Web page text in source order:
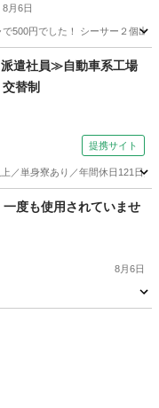
8月6日
500円でした！ シーサー２個出
遣社員≫自動車系工場
替制
提携サイト
／単身寮あり／年間休日121
度も使用されていませ
8月6日